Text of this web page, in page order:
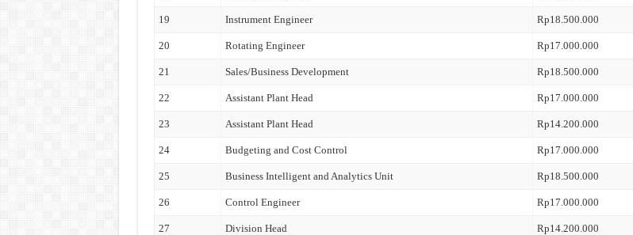
19 Instrument Engineer Rp18.500.000
20 Rotating Engineer Rp17.000.000
21 Sales/Business Development Rp18.500.000
22 Assistant Plant Head Rp17.000.000
23 Assistant Plant Head Rp14.200.000
24 Budgeting and Cost Control Rp17.000.000
25 Business Intelligent and Analytics Unit Rp18.500.000
26 Control Engineer Rp17.000.000
27 Division Head Rp14.200.000